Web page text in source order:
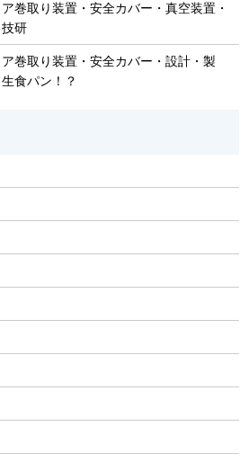
巻取り装置・安全カバー・真空装置・
技研
巻取り装置・安全カバー・設計・製
パン！？